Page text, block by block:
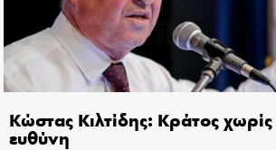
Κώστας Κιλτίδης: Κράτος χωρίς
ευθύνη